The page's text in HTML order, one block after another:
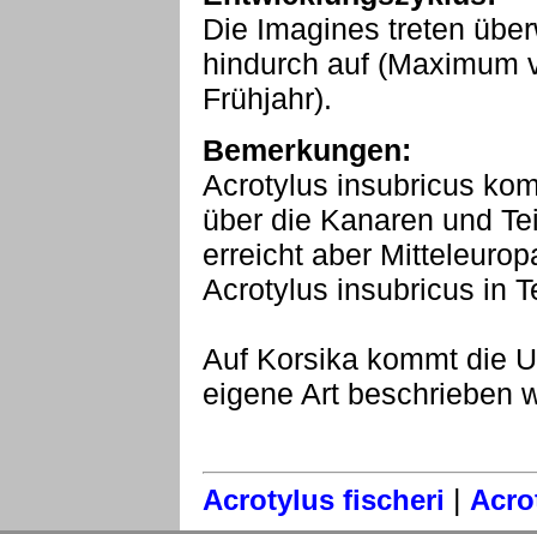
Die Imagines treten
hindurch auf (Maximum
Frühjahr).
Bemerkungen:
Acrotylus insubricus
über die Kanaren und
erreicht aber
Acrotylus insubricus in
Auf Korsika kommt die
eigene Art beschrieben
Acrotylus fischeri |